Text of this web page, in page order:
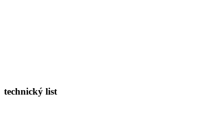
technický list